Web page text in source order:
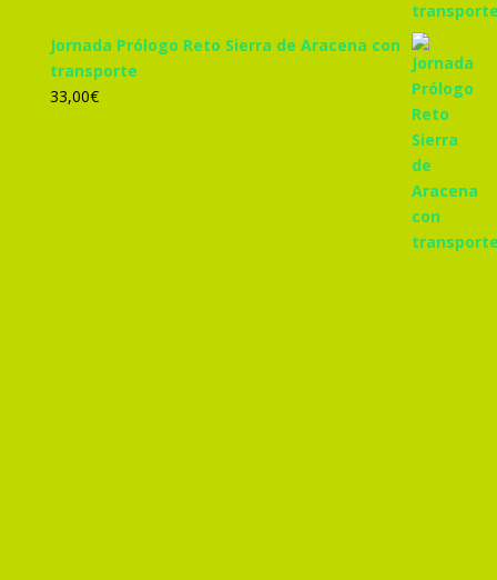
Jornada Prólogo Reto Sierra de Aracena con
transporte
33,00€